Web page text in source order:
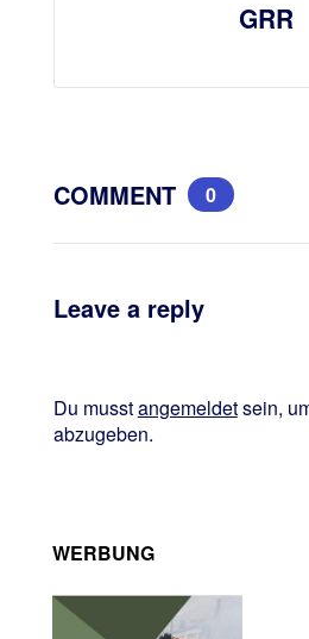
GRR
COMMENT 0
Leave a reply
Du musstangemeldetsein,
abzugeben.
WERBUNG